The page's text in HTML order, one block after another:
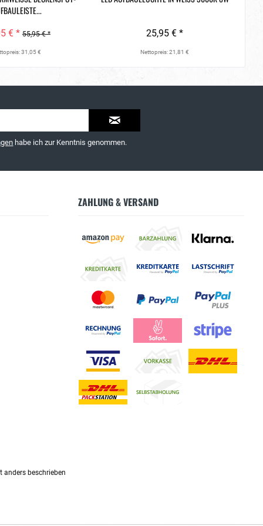
€ * 55,95 € *
31,05 €
25,95 € *
Nettopreis: 21,81 €
habe ich zur Kenntnis genommen.
ZAHLUNG & VERSAND
anders beschrieben